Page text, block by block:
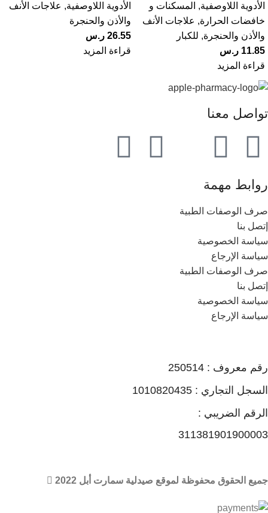
الأدوية اللاوصفية, المسكنات و
خافضات الحرارة, علاجات الأنف
والأذن والحنجرة, للكبار
11.85 ر.س
قراءة المزيد
الأدوية اللاوصفية, علاجات الأنف
والأذن والحنجرة
26.55 ر.س
قراءة المزيد
تواصل معنا
روابط مهمة
صرف الوصفات الطبية
إتصل بنا
سياسة الخصوصية
سياسة الإرجاع
صرف الوصفات الطبية
إتصل بنا
سياسة الخصوصية
سياسة الإرجاع
رقم معروف : 250514
السجل التجاري : 1010820435
الرقم الضريبي :
311381901900003
جميع الحقوق محفوظة لموقع صيدلية سمارت أبل 2022